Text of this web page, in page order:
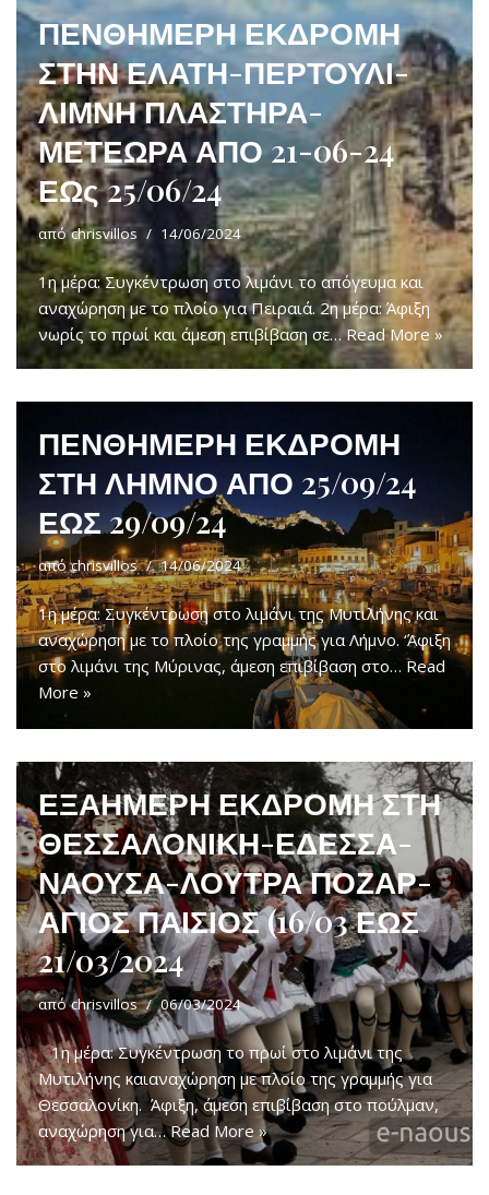
ΠΕΝΘΗΜΕΡΗ ΕΚΔΡΟΜΗ
ΣΤΗΝ ΕΛΑΤΗ-ΠΕΡΤΟΥΛΙ-
ΛΙΜΝΗ ΠΛΑΣΤΗΡΑ-
ΜΕΤΕΩΡΑ ΑΠΟ 21-06-24
ΕΩς 25/06/24
απόchrisvillos 14/06/2024
1η μέρα: Συγκέντρωση στο λιμάνι το απόγευμα και
αναχώρηση με το πλοίο για Πειραιά. 2η μέρα: Άφιξη
νωρίς το πρωί και άμεση επιβίβαση σε…Read More »
ΠΕΝΘΗΜΕΡΗ ΕΚΔΡΟΜΗ
ΣΤΗ ΛΗΜΝΟ ΑΠΟ 25/09/24
ΕΩΣ 29/09/24
απόchrisvillos 14/06/2024
1η μέρα: Συγκέντρωση στο λιμάνι της Μυτιλήνης και
αναχώρηση με το πλοίο της γραμμής για Λήμνο. ‘Άφιξη
στο λιμάνι της Μύρινας, άμεση επιβίβαση στο… Read
More »
ΕΞΑΗΜΕΡΗ ΕΚΔΡΟΜΗ ΣΤΗ
ΘΕΣΣΑΛΟΝΙΚΗ-ΕΔΕΣΣΑ-
ΝΑΟΥΣΑ-ΛΟΥΤΡΑ ΠΟΖΑΡ-
ΑΓΙΟΣ ΠΑΙΣΙΟΣ (16/03 ΕΩΣ
21/03/2024
απόchrisvillos 06/03/2024
1η μέρα: Συγκέντρωση το πρωί στο λιμάνι της
Μυτιλήνης καιαναχώρηση με πλοίο της γραμμής για
Θεσσαλονίκη. Άφιξη, άμεση επιβίβαση στο πούλμαν,
αναχώρηση για…Read More »